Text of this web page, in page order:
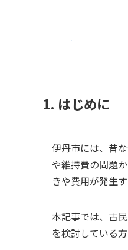
1. はじめに
伊丹市には、昔
や維持費の問題
きや費用が発生
本記事では、古
を検討している